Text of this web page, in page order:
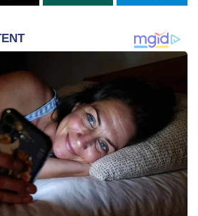
bual ‘live’pada Ahad itu. Turut
James, yang berusia lapan
menarik hati ramai dengan
juga gaya pemakaian apabila
memakaitrench coat
berwarna
mata berbingkai merah jambu.
Bapa Ketika ‘Live’…
Lawak